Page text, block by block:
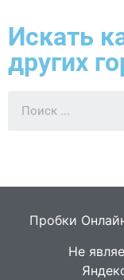
Искать
других
Пробки
Не